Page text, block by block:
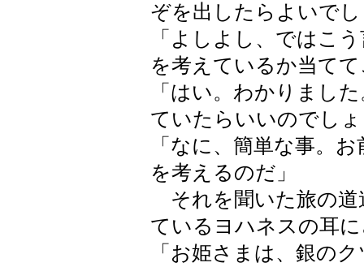
ぞを出したらよいで
「よしよし、ではこ
を考えているか当て
「はい。わかりまし
ていたらいいのでし
「なに、簡単な事。
を考えるのだ」
それを聞いた旅の道
ているヨハネスの耳
「お姫さまは、銀の